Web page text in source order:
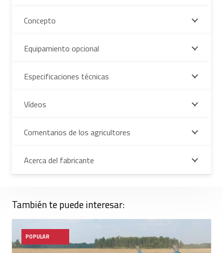
Concepto
Equipamiento opcional
Especificaciones técnicas
Vídeos
Comentarios de los agricultores
Acerca del fabricante
También te puede interesar:
POPULAR